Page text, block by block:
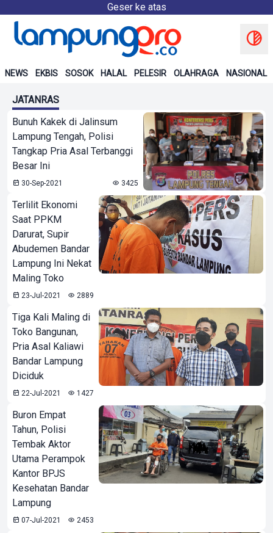
Geser ke atas
NEWS EKBIS SOSOK HALAL PELESIR OLAHRAGA NASIONAL
JATANRAS
Bunuh Kakek di Jalinsum
Lampung Tengah, Polisi
Tangkap Pria Asal Terbanggi
Besar Ini
30-Sep-2021 3425
Terlilit Ekonomi
Saat PPKM
Darurat, Supir
Abudemen Bandar
Lampung Ini Nekat
Maling Toko
23-Jul-2021 2889
Tiga Kali Maling di
Toko Bangunan,
Pria Asal Kaliawi
Bandar Lampung
Diciduk
22-Jul-2021 1427
Buron Empat
Tahun, Polisi
Tembak Aktor
Utama Perampok
Kantor BPJS
Kesehatan Bandar
Lampung
07-Jul-2021 2453